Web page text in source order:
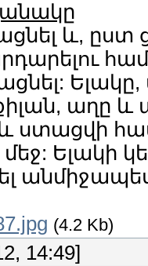
և,
Ելակը,
աղը և
ստացվի
Ելակի
(4.2 Kb)
14:49]